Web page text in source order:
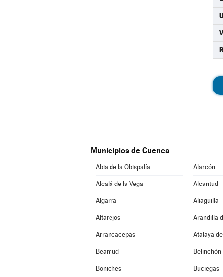
Municipios de Cuenca
Abia de la Obispalía Alarcón
Alcalá de la Vega Alcantud
Algarra Aliaguilla
Altarejos Arandilla
Arrancacepas Atalaya
Beamud Belinchón
Boniches Buciegas